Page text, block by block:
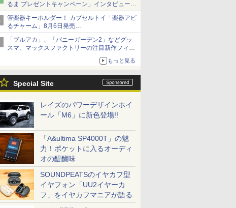
るま プレゼントキャンペーン」インタビュー
子どもが楽しめるかっぱ寿司ならではの体験と
コラボの楽しさを追求
管楽器キーホルダー！ カプセルトイ「楽器アピ
るチャーム」8月6日発売
チューバ、テナサクなど5種各3色
「ブルアカ」、「バニーガーデン2」などグッ
スマ、マックスファクトリーの注目新作フィギ
ュアが展示【ホビーメーカー合同展示会】
もっと見る
Special Site
レイズのパワーデザインホイ
ール「M6」に新色登場!!
「A&ultima SP4000T」の魅
力！ポケットに入るオーディ
オの醍醐味
SOUNDPEATSのイヤカフ型
イヤフォン「UU2イヤーカ
フ」をイヤカフマニアが語る